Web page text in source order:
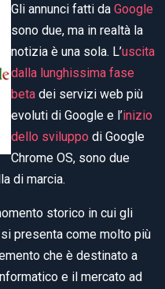
Gli annunci fatti da Google
sono due, ma in realtà la
notizia è una sola. L’uscita
dalla lunghissima fase
beta dei servizi web più
evoluti di Google e l’inizio
dello sviluppo di Google
Chrome OS, sono due
di marcia.
storico in cui gli
presenta come molto più
che è destinato a
e il mercato ad